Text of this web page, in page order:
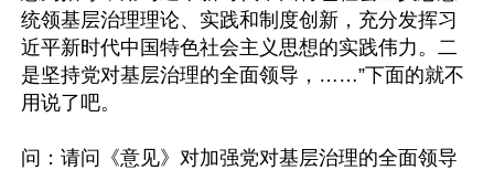
统领基层治理理论、实践和制度创新，充分发挥习
近平新时代中国特色社会主义思想的实践伟力。二
是坚持党对基层治理的全面领导，……”下面的就不
用说了吧。
问：请问《意见》对加强党对基层治理的全面领导